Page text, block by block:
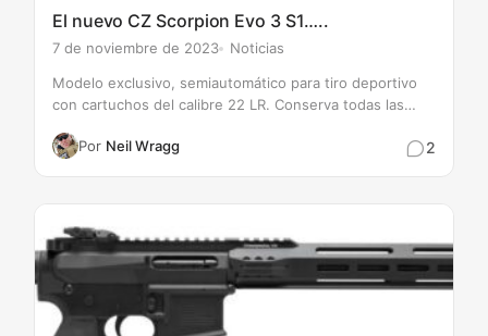
El nuevo CZ Scorpion Evo 3 S1…..
7 de noviembre de 2023 Noticias
Por Neil Wragg
Modelo exclusivo, semiautomático para tiro deportivo
con cartuchos del calibre 22 LR. Conserva todas las
como su ligereza, ergonomía avanzada, alta precisión,…2